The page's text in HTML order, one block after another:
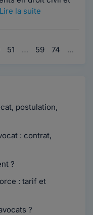
Lire la suite
51 … 59 74 …
postulation,
: contrat,
?
: tarif et
?